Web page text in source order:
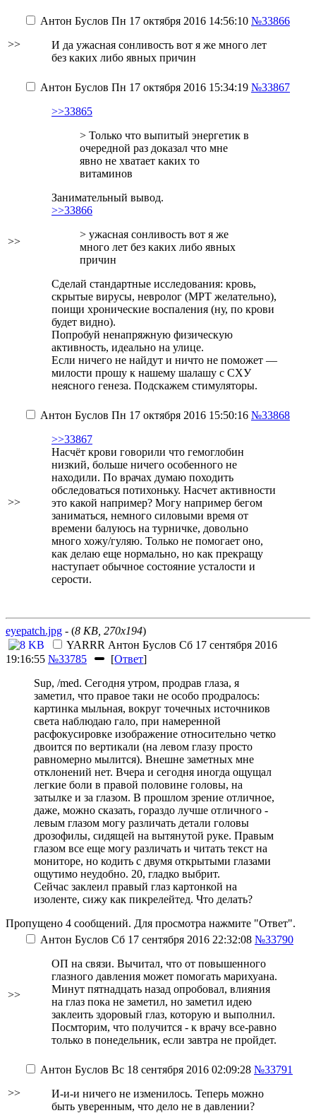
>>
Антон Буслов Пн 17 октября 2016 14:56:10 №33866
И да ужасная сонливость вот я же много лет
без каких либо явных причин
>>
Антон Буслов Пн 17 октября 2016 15:34:19 №33867
>>33865
> Только что выпитый энергетик в
очередной раз доказал что мне
явно не хватает каких то
витаминов
Занимательный вывод.
>>33866
> ужасная сонливость вот я же
много лет без каких либо явных
причин
Сделай стандартные исследования: кровь,
скрытые вирусы, невролог (МРТ желательно),
поищи хронические воспаления (ну, по крови
будет видно).
Попробуй ненапряжную физическую
активность, идеально на улице.
Если ничего не найдут и ничто не поможет —
милости прошу к нашему шалашу с СХУ
неясного генеза. Подскажем стимуляторы.
>>
Антон Буслов Пн 17 октября 2016 15:50:16 №33868
>>33867
Насчёт крови говорили что гемоглобин
низкий, больше ничего особенного не
находили. По врачах думаю походить
обследоваться потихоньку. Насчет активности
это какой например? Могу например бегом
заниматься, немного силовыми время от
времени балуюсь на турничке, довольно
много хожу/гуляю. Только не помогает оно,
как делаю еще нормально, но как прекращу
наступает обычное состояние усталости и
серости.
eyepatch.jpg - (8 KB, 270x194)
YARRR Антон Буслов Сб 17 сентября 2016
19:16:55 №33785 [Ответ]
Sup, /med. Сегодня утром, продрав глаза, я
заметил, что правое таки не особо продралось:
картинка мыльная, вокруг точечных источников
света наблюдаю гало, при намеренной
расфокусировке изображение относительно четко
двоится по вертикали (на левом глазу просто
равномерно мылится). Внешне заметных мне
отклонений нет. Вчера и сегодня иногда ощущал
легкие боли в правой половине головы, на
затылке и за глазом. В прошлом зрение отличное,
даже, можно сказать, гораздо лучше отличного -
левым глазом могу различать детали головы
дрозофилы, сидящей на вытянутой руке. Правым
глазом все еще могу различать и читать текст на
мониторе, но кодить с двумя открытыми глазами
ощутимо неудобно. 20, гладко выбрит.
Сейчас заклеил правый глаз картонкой на
изоленте, сижу как пикрелейтед. Что делать?
Пропущено 4 сообщений. Для просмотра нажмите "Ответ".
>>
Антон Буслов Сб 17 сентября 2016 22:32:08 №33790
ОП на связи. Вычитал, что от повышенного
глазного давления может помогать марихуана.
Минут пятнадцать назад опробовал, влияния
на глаз пока не заметил, но заметил идею
заклеить здоровый глаз, которую и выполнил.
Посмторим, что получится - к врачу все-равно
только в понедельник, если завтра не пройдет.
>>
Антон Буслов Вс 18 сентября 2016 02:09:28 №33791
И-и-и ничего не изменилось. Теперь можно
быть уверенным, что дело не в давлении?